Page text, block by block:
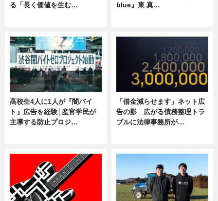
る「長く価値を生む…
blue』東 真…
高校生4人に1人が『闇バイ
ト』広告を経験│産官学民が
主導する防止プロジ…
「借金減らせます」ネット広
告の影 広がる債務整理トラ
ブルに法律事務所が…